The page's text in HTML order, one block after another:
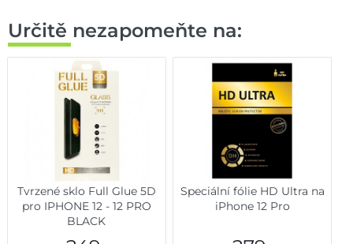
Určitě nezapomeňte na:
Tvrzené sklo Full Glue 5D
pro IPHONE 12 - 12 PRO
BLACK
Speciální fólie HD Ultra na
iPhone 12 Pro